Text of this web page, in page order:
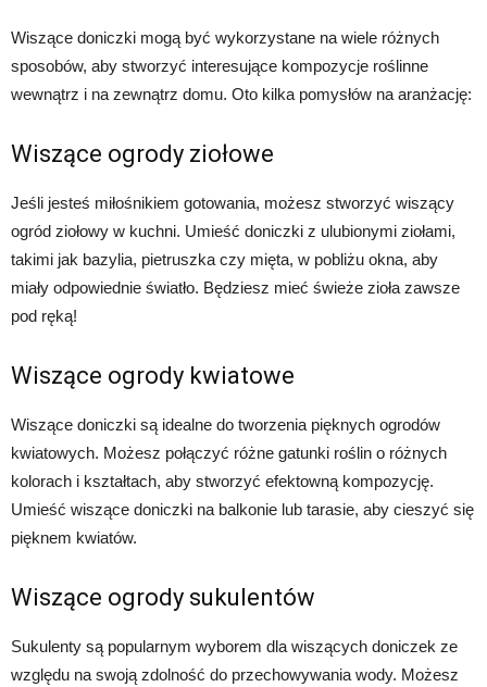
Wiszące doniczki mogą być wykorzystane na wiele różnych
sposobów, aby stworzyć interesujące kompozycje roślinne
wewnątrz i na zewnątrz domu. Oto kilka pomysłów na aranżację:
Wiszące ogrody ziołowe
Jeśli jesteś miłośnikiem gotowania, możesz stworzyć wiszący
ogród ziołowy w kuchni. Umieść doniczki z ulubionymi ziołami,
takimi jak bazylia, pietruszka czy mięta, w pobliżu okna, aby
miały odpowiednie światło. Będziesz mieć świeże zioła zawsze
pod ręką!
Wiszące ogrody kwiatowe
Wiszące doniczki są idealne do tworzenia pięknych ogrodów
kwiatowych. Możesz połączyć różne gatunki roślin o różnych
kolorach i kształtach, aby stworzyć efektowną kompozycję.
Umieść wiszące doniczki na balkonie lub tarasie, aby cieszyć się
pięknem kwiatów.
Wiszące ogrody sukulentów
Sukulenty są popularnym wyborem dla wiszących doniczek ze
względu na swoją zdolność do przechowywania wody. Możesz